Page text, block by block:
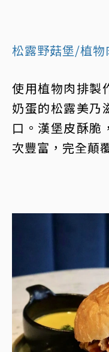
松露野菇堡/植物
使用植物肉排製
奶蛋的松露美乃
口。漢堡皮酥脆
次豐富，完全顛